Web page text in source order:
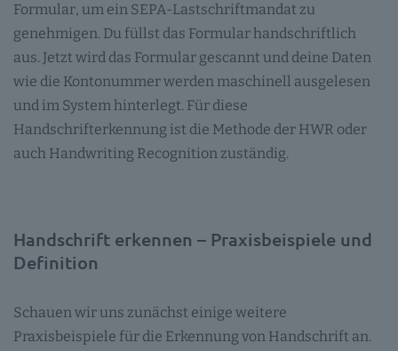
Formular, um ein SEPA-Lastschriftmandat zu
genehmigen. Du füllst das Formular handschriftlich
aus. Jetzt wird das Formular gescannt und deine Daten
wie die Kontonummer werden maschinell ausgelesen
und im System hinterlegt. Für diese
Handschrifterkennung ist die Methode der HWR oder
auch Handwriting Recognition zuständig.
Handschrift erkennen – Praxisbeispiele und
Definition
Schauen wir uns zunächst einige weitere
Praxisbeispiele für die Erkennung von Handschrift an.